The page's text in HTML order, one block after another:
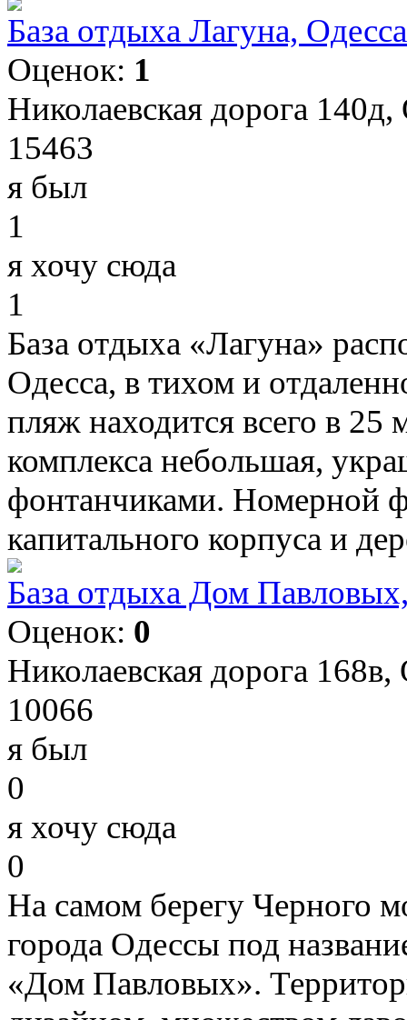
База отдыха Лагуна, Одесса
Оценок: 1
Николаевская дорога
15463
я был
1
я хочу сюда
1
База отдыха «Лагуна»
Одесса, в тихом и
пляж находится всего в 25
комплекса небольшая,
фонтанчиками. Номерной
капитального корпуса и
База отдыха Дом
Оценок: 0
Николаевская дорога
10066
я был
0
я хочу сюда
0
На самом берегу Черного
города Одессы под
«Дом Павловых».